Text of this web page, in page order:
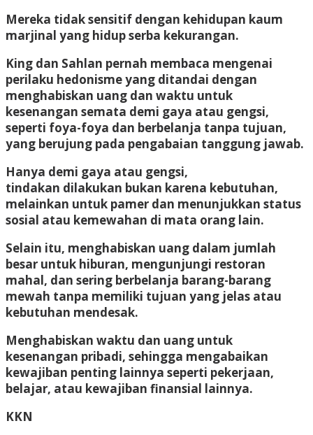
Mereka tidak sensitif dengan kehidupan kaum
marjinal yang hidup serba kekurangan.
King dan Sahlan pernah membaca mengenai
perilaku hedonisme yang ditandai dengan
menghabiskan uang dan waktu untuk
kesenangan semata demi gaya atau gengsi,
seperti foya-foya dan berbelanja tanpa tujuan,
yang berujung pada pengabaian tanggung jawab.
Hanya demi gaya atau gengsi,
tindakan dilakukan bukan karena kebutuhan,
melainkan untuk pamer dan menunjukkan status
sosial atau kemewahan di mata orang lain.
Selain itu, menghabiskan uang dalam jumlah
besar untuk hiburan, mengunjungi restoran
mahal, dan sering berbelanja barang-barang
mewah tanpa memiliki tujuan yang jelas atau
kebutuhan mendesak.
Menghabiskan waktu dan uang untuk
kesenangan pribadi, sehingga mengabaikan
kewajiban penting lainnya seperti pekerjaan,
belajar, atau kewajiban finansial lainnya.
KKN